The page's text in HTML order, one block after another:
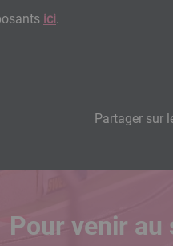
ici.
Partager sur
Pour venir au